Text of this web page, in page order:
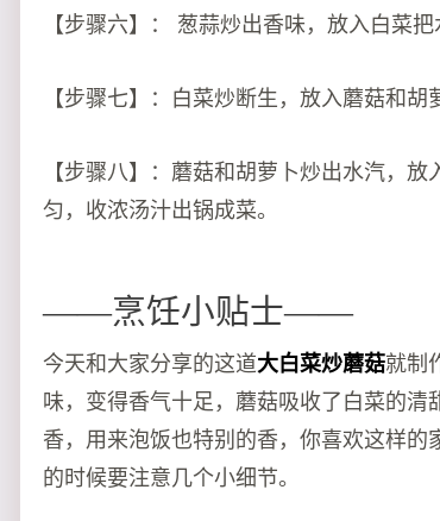
【步骤六】： 葱蒜炒出香味，放入白菜
【步骤七】：白菜炒断生，放入蘑菇和胡
【步骤八】：蘑菇和胡萝卜炒出水汽，
匀，收浓汤汁出锅成菜。
——烹饪小贴士——
今天和大家分享的这道大白菜炒蘑菇就制
味，变得香气十足，蘑菇吸收了白菜的
香，用来泡饭也特别的香，你喜欢这样
的时候要注意几个小细节。